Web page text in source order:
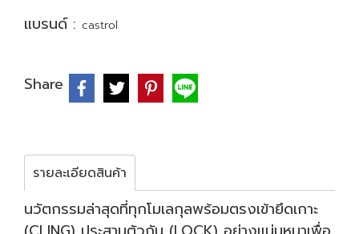
แบรนด์ : castrol
Share
รายละเอียดสินค้า
นวัตกรรมล่าสุดที่ทุกโมเลกุลพร้อมตรงเข้ายึดเกาะ